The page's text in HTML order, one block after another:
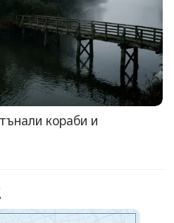
кораби и